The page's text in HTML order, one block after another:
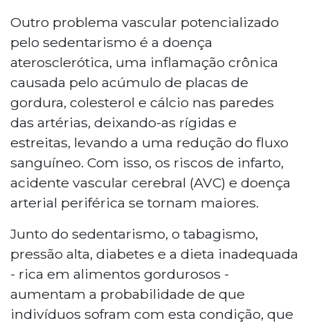
Outro problema vascular potencializado
pelo sedentarismo é a doença
aterosclerótica, uma inflamação crônica
causada pelo acúmulo de placas de
gordura, colesterol e cálcio nas paredes
das artérias, deixando-as rígidas e
estreitas, levando a uma redução do fluxo
sanguíneo. Com isso, os riscos de infarto,
acidente vascular cerebral (AVC) e doença
arterial periférica se tornam maiores.
Junto do sedentarismo, o tabagismo,
pressão alta, diabetes e a dieta inadequada
- rica em alimentos gordurosos -
aumentam a probabilidade de que
indivíduos sofram com esta condição, que